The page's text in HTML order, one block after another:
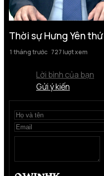
Thời sự Hưng Yên
1 tháng trước 727 lượt xem
Lời bình của bạn
Gửi ý kiến